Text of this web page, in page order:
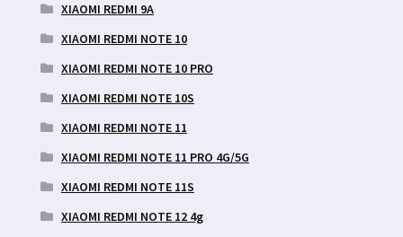
XIAOMI REDMI 9A
XIAOMI REDMI NOTE 10
XIAOMI REDMI NOTE 10 PRO
XIAOMI REDMI NOTE 10S
XIAOMI REDMI NOTE 11
XIAOMI REDMI NOTE 11 PRO 4G/5G
XIAOMI REDMI NOTE 11S
XIAOMI REDMI NOTE 12 4g